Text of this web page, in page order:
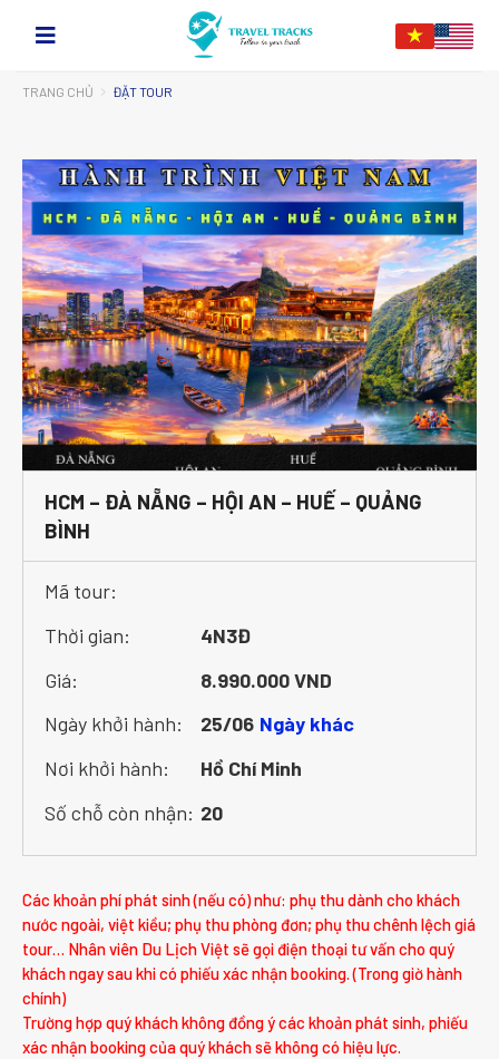
TRANG CHỦ ĐẶT TOUR
HCM – ĐÀ NẴNG – HỘI AN – HUẾ – QUẢNG
BÌNH
Mã tour:
Thời gian:
4N3Đ
Giá:
8.990.000 VND
Ngày khởi hành:
25/06 Ngày khác
Nơi khởi hành:
Hồ Chí Minh
Số chỗ còn nhận: 20
Các khoản phí phát sinh (nếu có) như: phụ thu dành cho khách
nước ngoài, việt kiều; phụ thu phòng đơn; phụ thu chênh lệch giá
tour… Nhân viên Du Lịch Việt sẽ gọi điện thoại tư vấn cho quý
khách ngay sau khi có phiếu xác nhận booking. (Trong giờ hành
chính)
Trường hợp quý khách không đồng ý các khoản phát sinh, phiếu
xác nhận booking của quý khách sẽ không có hiệu lực.